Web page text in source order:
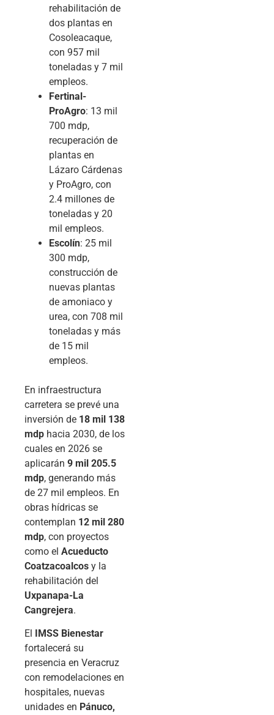
rehabilitación de
dos plantas en
Cosoleacaque,
con 957 mil
toneladas y 7 mil
empleos.
Fertinal-
ProAgro: 13 mil
700 mdp,
recuperación de
plantas en
Lázaro Cárdenas
y ProAgro, con
2.4 millones de
toneladas y 20
mil empleos.
Escolín: 25 mil
300 mdp,
construcción de
nuevas plantas
de amoniaco y
urea, con 708 mil
toneladas y más
de 15 mil
empleos.
En infraestructura
carretera se prevé una
inversión de 18 mil 138
mdp hacia 2030, de los
cuales en 2026 se
aplicarán 9 mil 205.5
mdp, generando más
de 27 mil empleos. En
obras hídricas se
contemplan 12 mil 280
mdp, con proyectos
como el Acueducto
Coatzacoalcos y la
rehabilitación del
Uxpanapa-La
Cangrejera.
El IMSS Bienestar
fortalecerá su
presencia en Veracruz
con remodelaciones en
hospitales, nuevas
unidades en Pánuco,